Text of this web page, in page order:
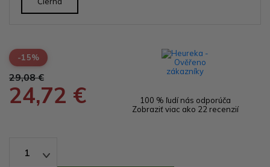
-15%
29,08 €
24,72 €
100 % ľudí nás odporúča
Zobraziť viac ako 22 recenzií
1